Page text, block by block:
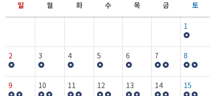
일 월 화 수 목 금 토
1
2 3 4 5 6 7 8
9 10 11 12 13 14 15